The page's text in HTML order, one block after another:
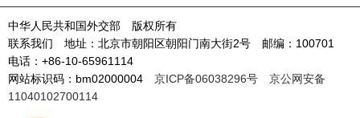
中华人民共和国外交部 版权所有
联系我们 地址：北京市朝阳区朝阳门南大街2号 邮编：100701
电话：+86-10-65961114
网站标识码：bm02000004 京ICP备06038296号
京公网安备
11040102700114